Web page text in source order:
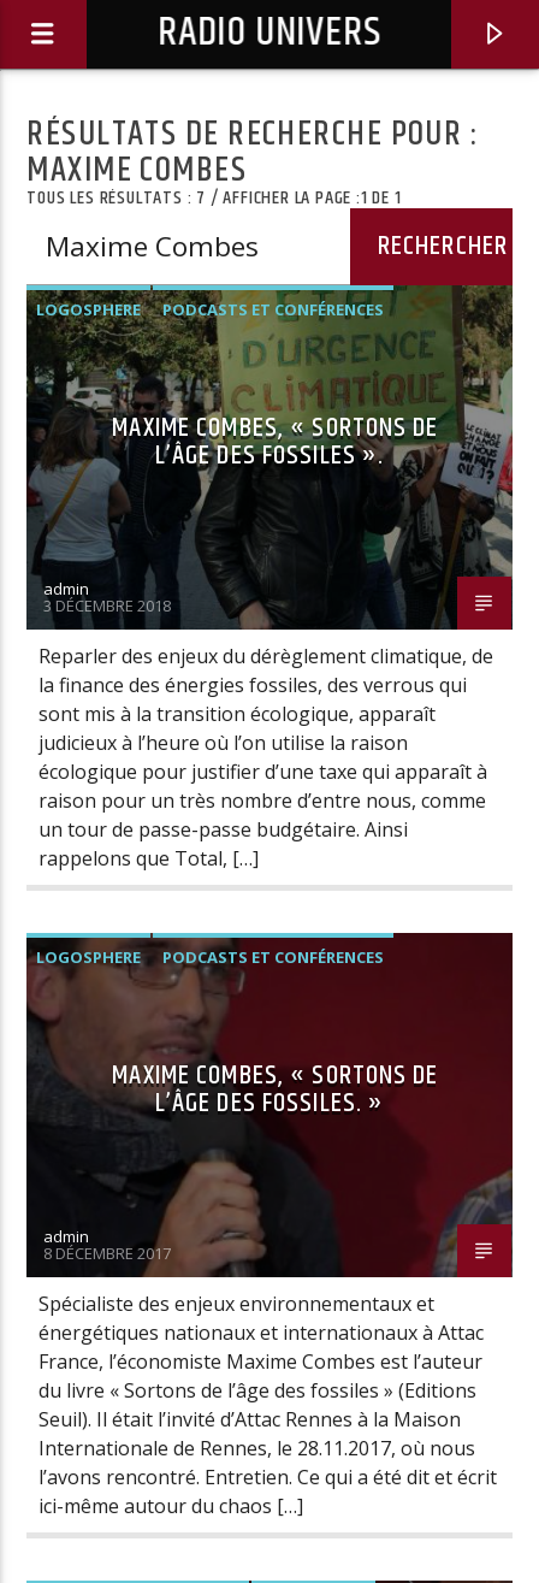
RADIO UNIVERS
Titre diffusé :
RÉSULTATS DE RECHERCHE POUR :
MAXIME COMBES
TOUS LES RÉSULTATS : 7 / AFFICHER LA PAGE :1 DE 1
LOGOSPHERE PODCASTS ET CONFÉRENCES
MAXIME COMBES, « SORTONS DE
L’ÂGE DES FOSSILES ».
admin
3 DÉCEMBRE 2018
Reparler des enjeux du dérèglement climatique, de
la finance des énergies fossiles, des verrous qui
sont mis à la transition écologique, apparaît
judicieux à l’heure où l’on utilise la raison
écologique pour justifier d’une taxe qui apparaît à
raison pour un très nombre d’entre nous, comme
un tour de passe-passe budgétaire. Ainsi
rappelons que Total, […]
LOGOSPHERE PODCASTS ET CONFÉRENCES
MAXIME COMBES, « SORTONS DE
L’ÂGE DES FOSSILES. »
admin
8 DÉCEMBRE 2017
Spécialiste des enjeux environnementaux et
énergétiques nationaux et internationaux à Attac
France, l’économiste Maxime Combes est l’auteur
du livre « Sortons de l’âge des fossiles » (Editions
Seuil). Il était l’invité d’Attac Rennes à la Maison
Internationale de Rennes, le 28.11.2017, où nous
l’avons rencontré. Entretien. Ce qui a été dit et écrit
ici-même autour du chaos […]